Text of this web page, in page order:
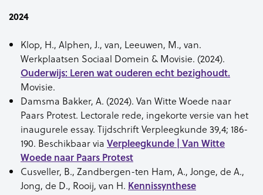
2024
Klop, H., Alphen, J., van, Leeuwen, M., van.
Werkplaatsen Sociaal Domein & Movisie. (2024).
Ouderwijs: Leren wat ouderen echt bezighoudt.
Movisie.
Damsma Bakker, A. (2024). Van Witte Woede naar
Paars Protest. Lectorale rede, ingekorte versie van het
inaugurele essay. Tijdschrift Verpleegkunde 39,4; 186-
190. Beschikbaar via Verpleegkunde | Van Witte
Woede naar Paars Protest
Cusveller, B., Zandbergen-ten Ham, A., Jonge, de A.,
Jong, de D., Rooij, van H. Kennissynthese